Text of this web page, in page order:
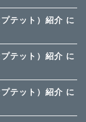
テット）紹介 に
テット）紹介 に
テット）紹介 に